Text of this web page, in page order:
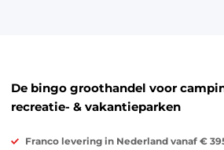
De bingo groothandel voor
recreatie- & vakantieparken
Franco levering in Nederland vanaf €